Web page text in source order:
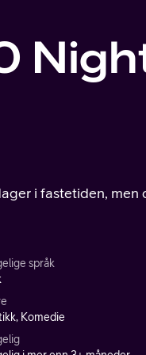
i fastetiden, men
språk
Komedie